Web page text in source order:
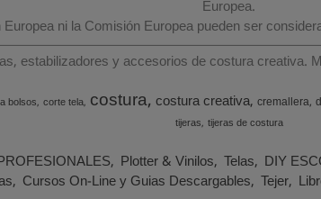
Europea.
Europea ni la Comisión Europea pueden ser
estabilizadores y accesorios de costura creativa.
bolsos corte tela costura costura creativa cremallera
tijeras tijeras de costura
Plotter & Vinilos Telas DIY
Cursos On-Line y Guias Descargables Tejer